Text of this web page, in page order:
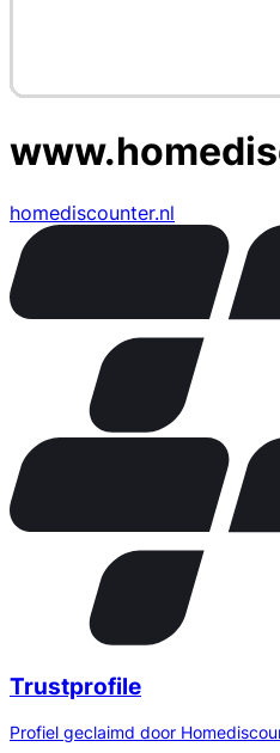
homediscounter.nl
Trustprofile
Profiel geclaimd door